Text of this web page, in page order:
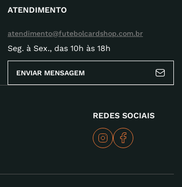
ATENDIMENTO
atendimento@futebolcardshop.com.br
Seg. à Sex., das 10h às 18h
ENVIAR MENSAGEM
REDES SOCIAIS